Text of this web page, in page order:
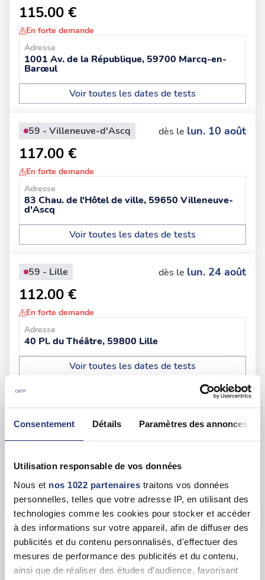
Consentement Détails Paramètres des annonces
Utilisation responsable de vos données
Nous et nos 1022 partenaires traitons vos données
personnelles, telles que votre adresse IP, en utilisant des
technologies comme les cookies pour stocker et accéder
à des informations sur votre appareil, afin de diffuser des
publicités et du contenu personnalisés, d'effectuer des
mesures de performance des publicités et du contenu,
ainsi que de réaliser des études d’audience, favorisant
115.00 €
En forte demande
Adresse
1001 Av. de la République, 59700 Marcq-en-
Barœul
Voir toutes les dates de tests
59 - Villeneuve-d'Ascq dès le lun. 10 août
117.00 €
En forte demande
Adresse
83 Chau. de l'Hôtel de ville, 59650 Villeneuve-
d'Ascq
Voir toutes les dates de tests
59 - Lille dès le lun. 24 août
112.00 €
En forte demande
Adresse
40 Pl. du Théâtre, 59800 Lille
Voir toutes les dates de tests
lun. 10 août
124.00 €
En forte demande
Adresse
48bis Rue de Valenciennes, 59000 Lille
Voir toutes les dates de tests
59 - Douai dès le jeu. 20 août
133.00 €
En forte demande